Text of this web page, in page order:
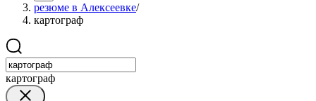
резюме в Алексеевке/
картограф
картограф